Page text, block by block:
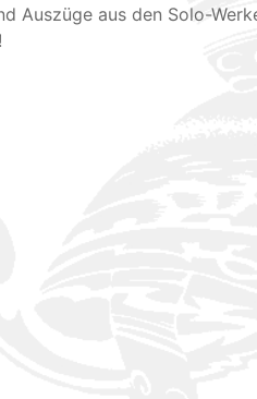
Auszüge aus den Solo-